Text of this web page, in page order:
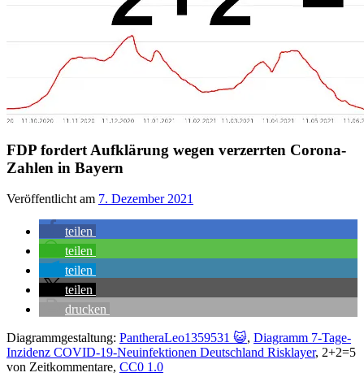
FDP fordert Aufklärung wegen verzerrten Corona-
Zahlen in Bayern
Veröffentlicht am 7. Dezember 2021
teilen
teilen
teilen
teilen
drucken
Diagrammgestaltung: PantheraLeo1359531 😺, Diagramm 7-Tage-
Inzidenz COVID-19-Neuinfektionen Deutschland Risklayer, 2+2=5
von Zeitkommentare, CC0 1.0